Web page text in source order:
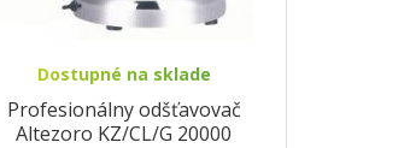
Dostupné na sklade
Profesionálny odšťavovač
Altezoro KZ/CL/G 20000